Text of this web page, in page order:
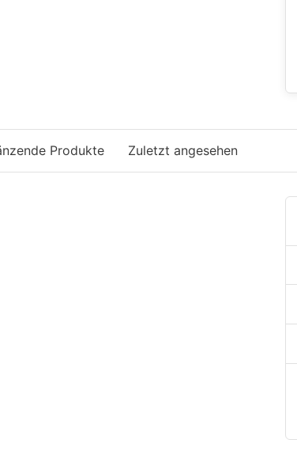
Produkte Zuletzt angesehen